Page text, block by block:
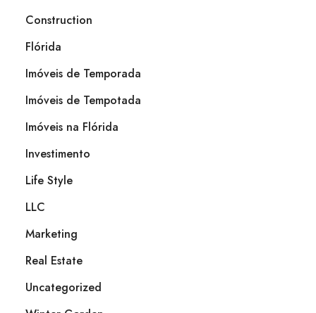
Construction
Flórida
Imóveis de Temporada
Imóveis de Tempotada
Imóveis na Flórida
Investimento
Life Style
LLC
Marketing
Real Estate
Uncategorized